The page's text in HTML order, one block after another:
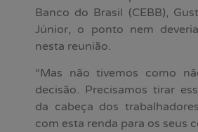
Banco do Brasil (CEBB),
Júnior, o ponto nem
nesta reunião.
“Mas não tivemos como
decisão. Precisamos tirar
da cabeça dos
com esta renda para os seus